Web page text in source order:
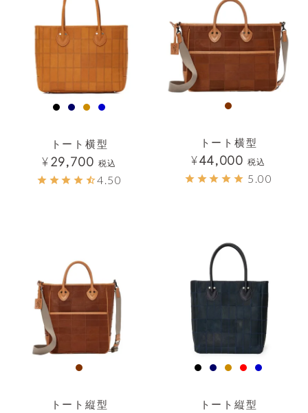
トート横型
¥29,700 税込
4.50
トート横型
¥44,000 税込
5.00
トート縦型 トート縦型